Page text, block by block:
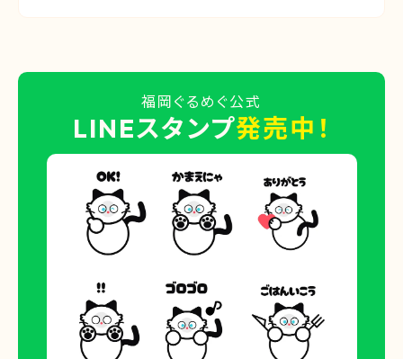
福岡ぐるめぐ公式
LINEスタンプ発売中！